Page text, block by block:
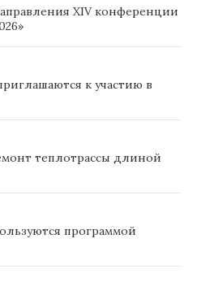
XIV конференции
к участию в
теплотрассы длиной
программой